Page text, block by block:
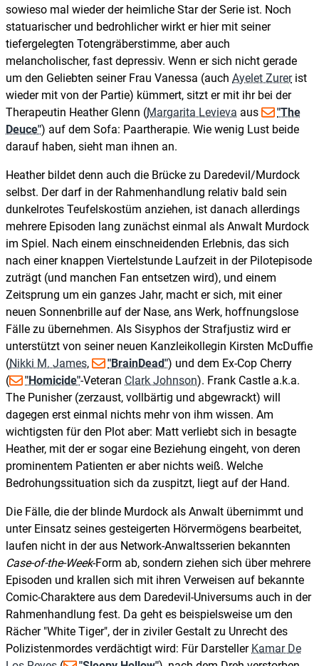
sowieso mal wieder der heimliche Star der Serie ist. Noch
statuarischer und bedrohlicher wirkt er hier mit seiner
tiefergelegten Totengräberstimme, aber auch
melancholischer, fast depressiv. Wenn er sich nicht gerade
um den Geliebten seiner Frau Vanessa (auch Ayelet Zurerist
wieder mit von der Partie) kümmert, sitzt er mit ihr bei der
Therapeutin Heather Glenn (Margarita Levieva aus
"The
Deuce") auf dem Sofa: Paartherapie. Wie wenig Lust beide
darauf haben, sieht man ihnen an.
Heather bildet denn auch die Brücke zu Daredevil/Murdock
selbst. Der darf in der Rahmenhandlung relativ bald sein
dunkelrotes Teufelskostüm anziehen, ist danach allerdings
mehrere Episoden lang zunächst einmal als Anwalt Murdock
im Spiel. Nach einem einschneidenden Erlebnis, das sich
nach einer knappen Viertelstunde Laufzeit in der Pilotepisode
zuträgt (und manchen Fan entsetzen wird), und einem
Zeitsprung um ein ganzes Jahr, macht er sich, mit einer
neuen Sonnenbrille auf der Nase, ans Werk, hoffnungslose
Fälle zu übernehmen. Als Sisyphos der Strafjustiz wird er
unterstützt von seiner neuen Kanzleikollegin Kirsten McDuffie
(Nikki M. James, "BrainDead") und dem Ex-Cop Cherry
(
"Homicide"-Veteran Clark Johnson). Frank Castle a.k.a.
The Punisher (zerzaust, vollbärtig und abgewrackt) will
dagegen erst einmal nichts mehr von ihm wissen. Am
wichtigsten für den Plot aber: Matt verliebt sich in besagte
Heather, mit der er sogar eine Beziehung eingeht, von deren
prominentem Patienten er aber nichts weiß. Welche
Bedrohungssituation sich da zuspitzt, liegt auf der Hand.
Die Fälle, die der blinde Murdock als Anwalt übernimmt und
unter Einsatz seines gesteigerten Hörvermögens bearbeitet,
laufen nicht in der aus Network-Anwaltsserien bekannten
Case-of-the-Week-Form ab, sondern ziehen sich über mehrere
Episoden und krallen sich mit ihren Verweisen auf bekannte
Comic-Charaktere aus dem Daredevil-Universums auch in der
Rahmenhandlung fest. Da geht es beispielsweise um den
Rächer "White Tiger", der in ziviler Gestalt zu Unrecht des
Polizistenmordes verdächtigt wird: Für Darsteller Kamar De